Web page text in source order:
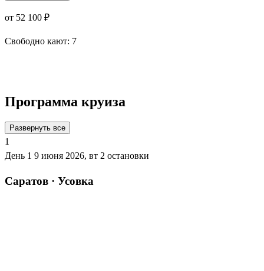
от 52 100 ₽
Свободно кают: 7
Программа круиза
Развернуть все
1
День 1 9 июня 2026, вт 2 остановки
Саратов · Усовка